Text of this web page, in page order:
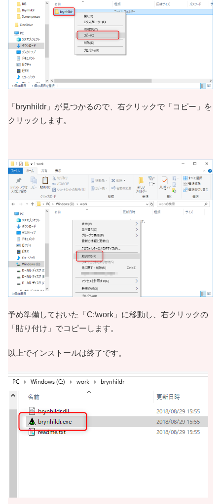
「brynhildr」が見つかるので、右クリックで「コピー」を
クリックします。
予め準備しておいた「C:\work」に移動し、右クリックの
「貼り付け」でコピーします。
以上でインストールは終了です。